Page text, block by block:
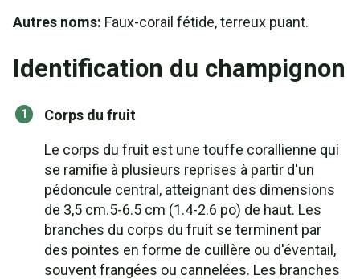
Autres noms: Faux-corail fétide, terreux puant.
Identification du champignon
Corps du fruit
Le corps du fruit est une touffe corallienne qui
se ramifie à plusieurs reprises à partir d'un
pédoncule central, atteignant des dimensions
de 3,5 cm.5-6.5 cm (1.4-2.6 po) de haut. Les
branches du corps du fruit se terminent par
des pointes en forme de cuillère ou d'éventail,
souvent frangées ou cannelées. Les branches